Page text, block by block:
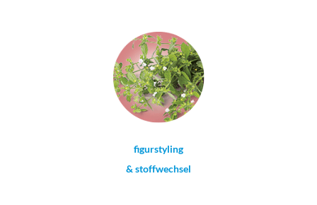
figurstyling
& stoffwechsel